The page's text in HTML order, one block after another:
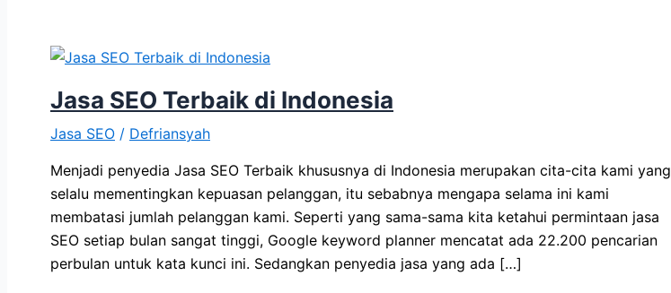
Jasa SEO Terbaik di Indonesia
Jasa SEO / Defriansyah
Menjadi penyedia Jasa SEO Terbaik khususnya di Indonesia merupakan cita-cita kami yang
selalu mementingkan kepuasan pelanggan, itu sebabnya mengapa selama ini kami
membatasi jumlah pelanggan kami. Seperti yang sama-sama kita ketahui permintaan jasa
SEO setiap bulan sangat tinggi, Google keyword planner mencatat ada 22.200 pencarian
perbulan untuk kata kunci ini. Sedangkan penyedia jasa yang ada […]